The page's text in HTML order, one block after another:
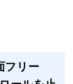
フリー